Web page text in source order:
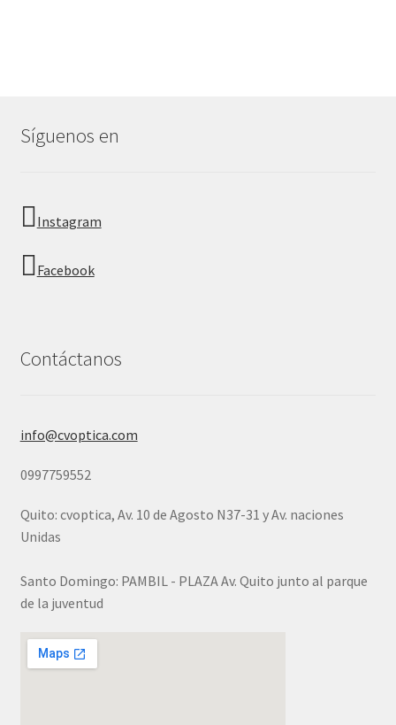
Síguenos en
Instagram
Facebook
Contáctanos
info@cvoptica.com
0997759552
Quito: cvoptica, Av. 10 de Agosto N37-31 y Av. naciones
Unidas
Santo Domingo: PAMBIL - PLAZA Av. Quito junto al parque
de la juventud